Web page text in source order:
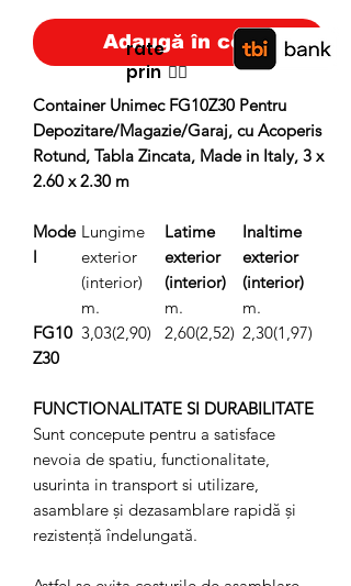
Adaugă în coș
Container Unimec FG10Z30 Pentru
Depozitare/Magazie/Garaj, cu Acoperis
Rotund, Tabla Zincata, Made in Italy, 3 x
2.60 x 2.30 m
Mode
l
Lungime
exterior
(interior)
Latime
exterior
(interior)
Inaltime
exterior
(interior)
m.
m.
m.
FG10
Z30
3,03(2,90) 2,60(2,52) 2,30(1,97)
FUNCTIONALITATE SI DURABILITATE
Sunt concepute pentru a satisface
nevoia de spatiu, functionalitate,
usurinta in transport si utilizare,
asamblare și dezasamblare rapidă și
rezistență îndelungată.
rate
prin👉🏿